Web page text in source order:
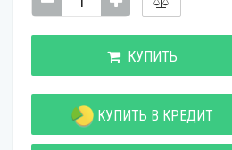
КУПИТЬ
КУПИТЬ В КРЕДИТ